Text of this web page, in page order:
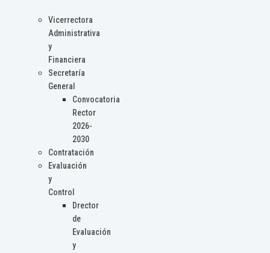
Vicerrectora
Administrativa
y
Financiera
Secretaría
General
Convocatoria
Rector
2026-
2030
Contratación
Evaluación
y
Control
Drector
de
Evaluación
y